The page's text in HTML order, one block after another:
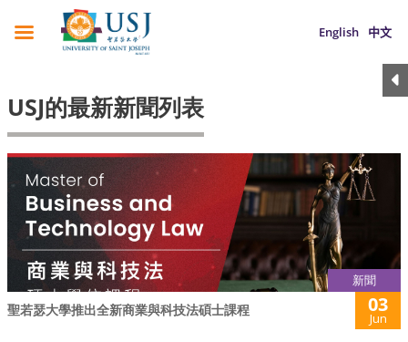
English 中文
USJ的最新新聞列表
新聞
聖若瑟大學推出全新商業與科技法碩士課程 03
Jun